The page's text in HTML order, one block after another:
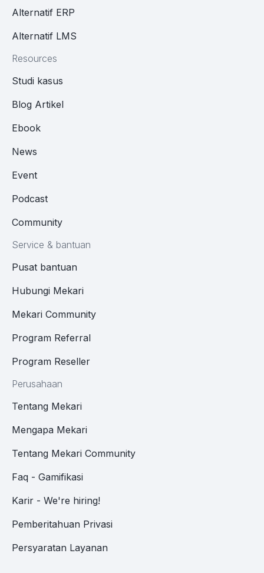
Alternatif ERP
Alternatif LMS
Resources
Studi kasus
Blog Artikel
Ebook
News
Event
Podcast
Community
Service & bantuan
Pusat bantuan
Hubungi Mekari
Mekari Community
Program Referral
Program Reseller
Perusahaan
Tentang Mekari
Mengapa Mekari
Tentang Mekari Community
Faq - Gamifikasi
Karir - We're hiring!
Pemberitahuan Privasi
Persyaratan Layanan